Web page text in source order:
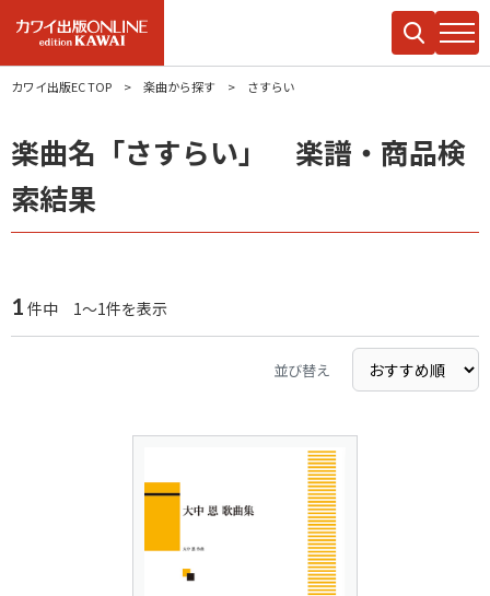
カワイ出版EC TOP 楽曲から探す さすらい
楽曲名「さすらい」 楽譜・商品検
索結果
1 件中 1～1件を表示
並び替え